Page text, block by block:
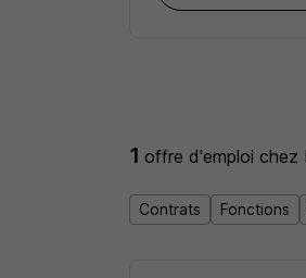
1offre d'emploichez
Contrats Fonctions